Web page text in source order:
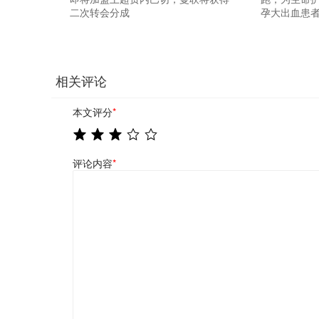
二次转会分成
孕大出血患
相关评论
本文评分*
评论内容*